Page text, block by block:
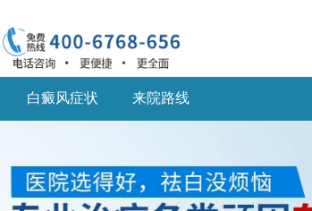
白癜风症状 来院路线